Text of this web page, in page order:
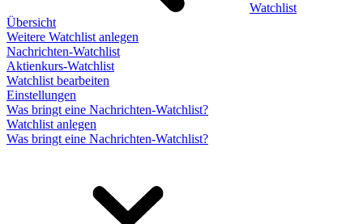
Watchlist
Übersicht
Weitere Watchlist anlegen
Nachrichten-Watchlist
Aktienkurs-Watchlist
Watchlist bearbeiten
Einstellungen
Was bringt eine Nachrichten-Watchlist?
Watchlist anlegen
Was bringt eine Nachrichten-Watchlist?